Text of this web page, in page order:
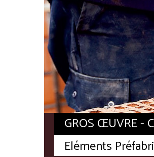
GROS ŒUVRE -
Eléments